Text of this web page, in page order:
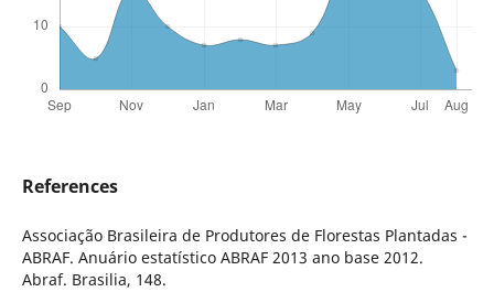
References
Associação Brasileira de Produtores de Florestas Plantadas -
ABRAF. Anuário estatístico ABRAF 2013 ano base 2012.
Abraf. Brasilia, 148.